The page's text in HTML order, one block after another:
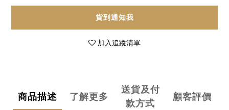
貨到通知我
加入追蹤清單
商品描述 了解更多
送貨及付
款方式
顧客評價